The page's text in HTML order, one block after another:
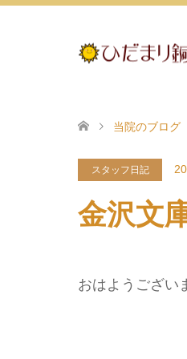
当院のブログ
スタッフ日記
金沢文
おはようござい